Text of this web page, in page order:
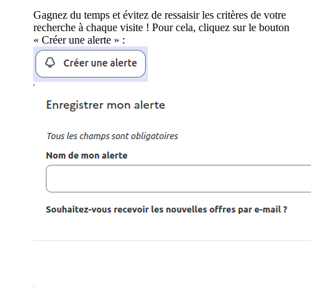
Gagnez du temps et évitez de ressaisir les critères de votre
recherche à chaque visite ! Pour cela, cliquez sur le bouton
« Créer une alerte » :